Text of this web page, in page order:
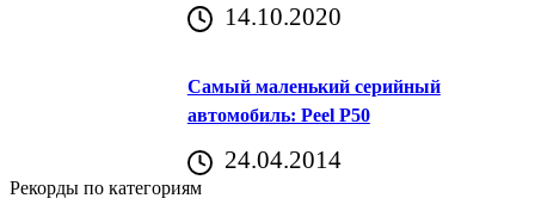
14.10.2020
Самый маленький серийный
автомобиль: Peel P50
24.04.2014
Рекорды по категориям